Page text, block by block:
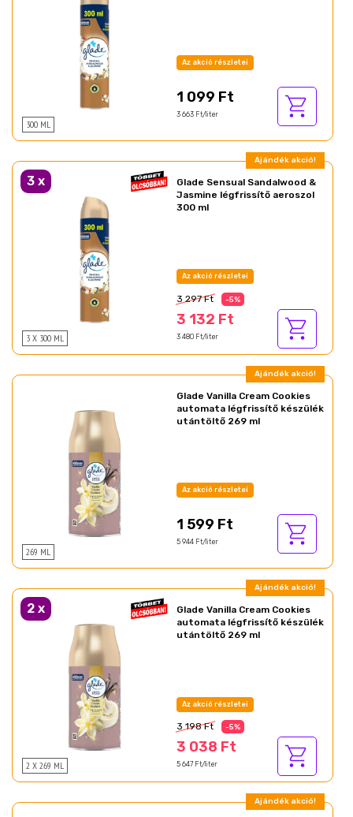
300 ML
Az akció részletei
1 099 Ft
3 663 Ft/liter
Ajándék akció!
3 x
3 X 300 ML
Glade Sensual Sandalwood &
Jasmine légfrissítő aeroszol
300 ml
Az akció részletei
3 297 Ft -5%
3 132 Ft
3 480 Ft/liter
Ajándék akció!
269 ML
Glade Vanilla Cream Cookies
automata légfrissítő készülék
utántöltő 269 ml
Az akció részletei
1 599 Ft
5 944 Ft/liter
Ajándék akció!
2 x
2 X 269 ML
Glade Vanilla Cream Cookies
automata légfrissítő készülék
utántöltő 269 ml
Az akció részletei
3 198 Ft -5%
3 038 Ft
5 647 Ft/liter
Ajándék akció!